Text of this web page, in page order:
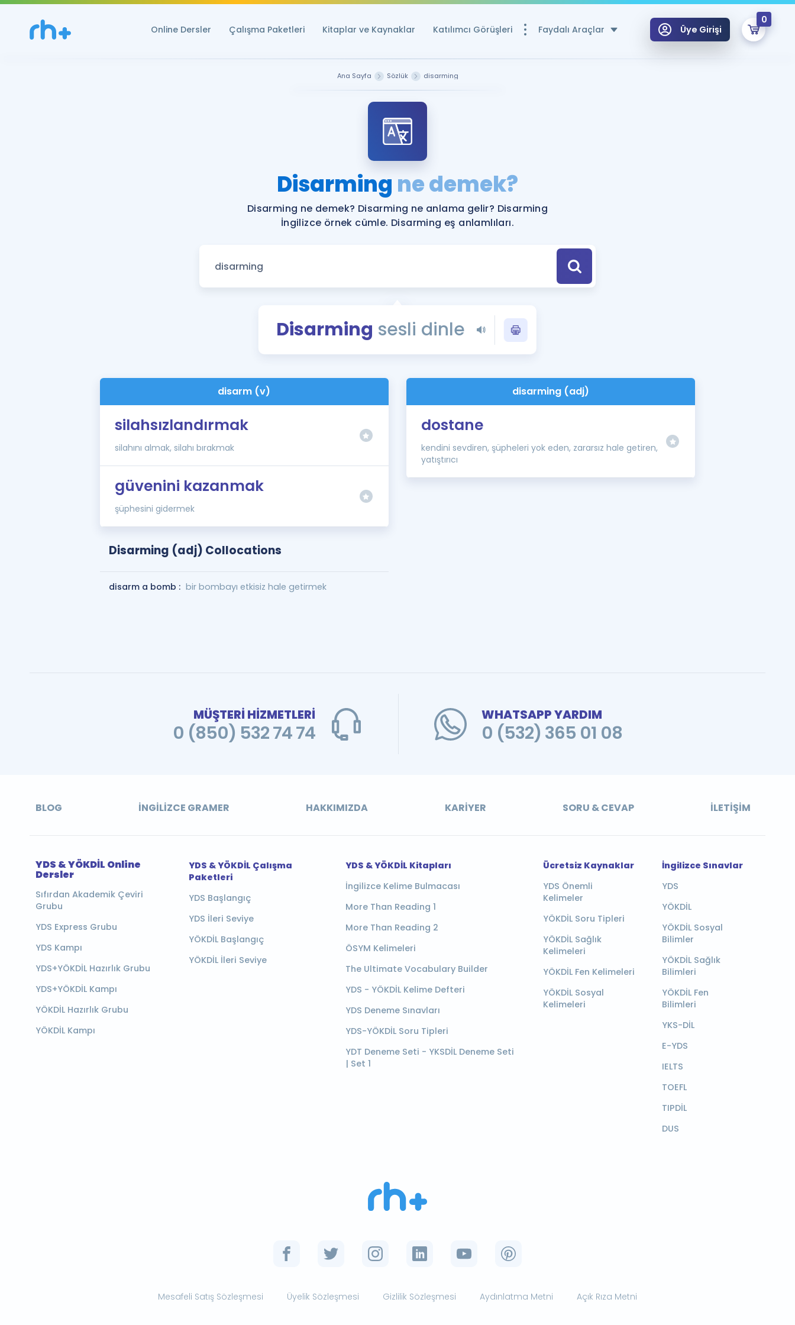
Online Dersler Çalışma Paketleri Kitaplar ve Kaynaklar Katılımcı Görüşleri Faydalı Araçlar
YDS ve YÖKDİL Puan Hesaplama Aracı
YDS ve YÖKDİL'e Hazırlananlar için Öneriler
Tüm ÖSYM Sınavları Tek Takvimde
YDS - YÖKDİL Tüm Sınavlarla İlgili Haberler
İngilizce Gramer
Üye Girişi
0
Remzi Hoca ile seni sınava hazırlayacak onlarca eğitim seni bekliyor!
Ana Sayfa Sözlük disarming
Disarming ne demek?
Disarming ne demek? Disarming ne anlama gelir? Disarming
İngilizce örnek cümle. Disarming eş anlamlıları.
Disarming sesli dinle
disarm (v)
silahsızlandırmak
silahını almak, silahı bırakmak
güvenini kazanmak
şüphesini gidermek
Disarming (adj) Collocations
disarm a bomb : bir bombayı etkisiz hale getirmek
disarming (adj)
dostane
kendini sevdiren, şüpheleri yok eden, zararsız hale getiren,
yatıştırıcı
MÜŞTERİ HİZMETLERİ
0 (850) 532 74 74
WHATSAPP YARDIM
0 (532) 365 01 08
BLOG İNGILIZCE GRAMER HAKKIMIZDA KARIYER SORU & CEVAP İLETIŞIM
YDS & YÖKDİL Online
Dersler
Sıfırdan Akademik Çeviri
Grubu
YDS Express Grubu
YDS Kampı
YDS+YÖKDİL Hazırlık Grubu
YDS+YÖKDİL Kampı
YÖKDİL Hazırlık Grubu
YÖKDİL Kampı
YDS & YÖKDİL Çalışma
Paketleri
YDS Başlangıç
YDS İleri Seviye
YÖKDİL Başlangıç
YÖKDİL İleri Seviye
YDS & YÖKDİL Kitapları
İngilizce Kelime Bulmacası
More Than Reading 1
More Than Reading 2
ÖSYM Kelimeleri
The Ultimate Vocabulary Builder
YDS - YÖKDİL Kelime Defteri
YDS Deneme Sınavları
YDS-YÖKDİL Soru Tipleri
YDT Deneme Seti - YKSDİL Deneme Seti
| Set 1
Ücretsiz Kaynaklar
YDS Önemli
Kelimeler
YÖKDİL Soru Tipleri
YÖKDİL Sağlık
Kelimeleri
YÖKDİL Fen Kelimeleri
YÖKDİL Sosyal
Kelimeleri
İngilizce Sınavlar
YDS
YÖKDİL
YÖKDİL Sosyal
Bilimler
YÖKDİL Sağlık
Bilimleri
YÖKDİL Fen
Bilimleri
YKS-DİL
E-YDS
IELTS
TOEFL
TIPDİL
DUS
Mesafeli Satış Sözleşmesi Üyelik Sözleşmesi Gizlilik Sözleşmesi Aydınlatma Metni Açık Rıza Metni